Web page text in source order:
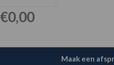
€0,00
Maak een